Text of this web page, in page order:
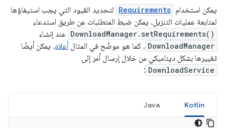
يمكن استخدام Requirements لتحديد القيود التي يجب استيفاؤها
لمتابعة عمليات التنزيل. يمكن ضبط المتطلبات عن طريق استدعاء
DownloadManager.setRequirements() عند إنشاء
DownloadManager ، كما هو موضّح في المثالأعلاه. يمكن أيضًا
تغييرها بشكل ديناميكي من خلال إرسال أمر إلى
DownloadService
:
Kotlin
Java